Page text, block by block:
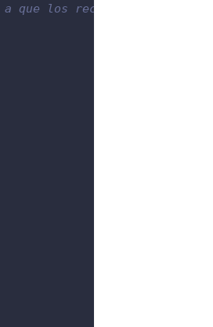
los recursos